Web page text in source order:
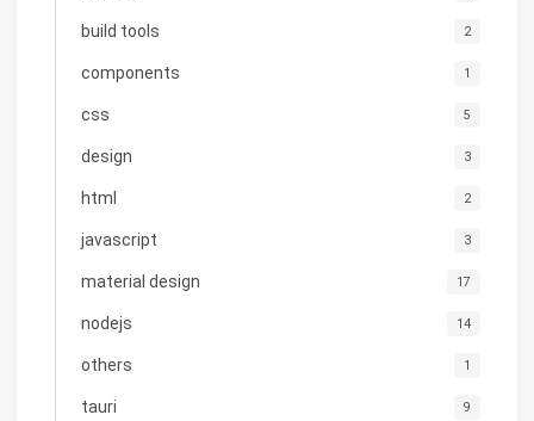
build tools 2
components 1
css 5
design 3
html 2
javascript 3
material design 17
nodejs 14
others 1
tauri 9